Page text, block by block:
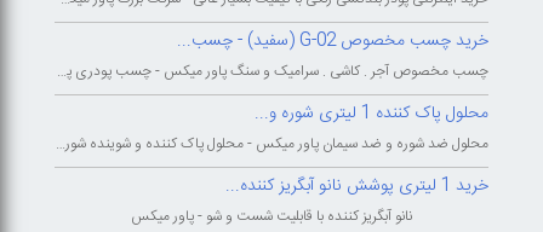
خرید چسب مخصوص G-02 (سفید) - چسب...
چسب مخصوص آجر . کاشی . سرامیک و سنگ پاور میکس - چسب پودری پاورمیکس - چسب...
محلول پاک کننده 1 لیتری شوره و...
محلول ضد شوره و ضد سیمان پاور میکس - محلول پاک کننده و شوینده شوره و سیمان...
خرید 1 لیتری پوشش نانو آبگریز کننده...
نانو آبگریز کننده با قابلیت شست و شو - پاور میکس